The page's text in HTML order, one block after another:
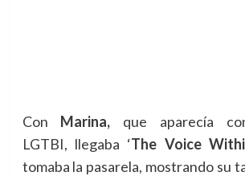
Con Marina, que aparecía
LGTBI, llegaba ‘The Voice
tomaba la pasarela, mostrando su